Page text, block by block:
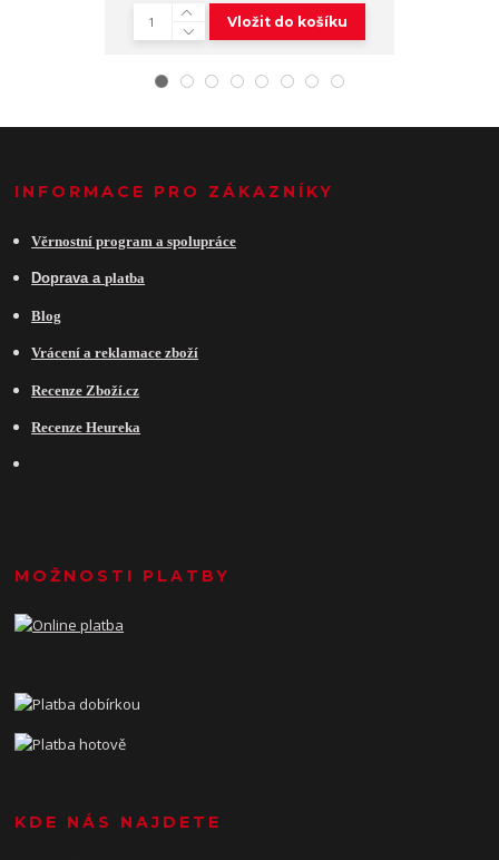
Vložit do košíku
INFORMACE PRO ZÁKAZNÍKY
Věrnostní program a spolupráce
Doprava aplatba
Blog
Vrácení a reklamace zboží
Recenze Zboží.cz
Recenze Heureka
MOŽNOSTI PLATBY
KDE NÁS NAJDETE